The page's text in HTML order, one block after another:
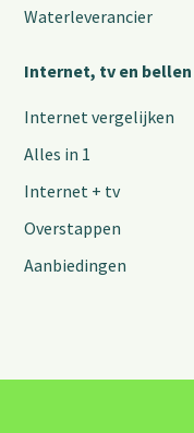
Waterleverancier
Internet, tv en bellen
Internet vergelijken
Alles in 1
Internet + tv
Overstappen
Aanbiedingen